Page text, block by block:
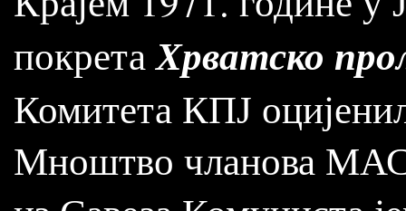
покретаХрватско
Комитета КПЈ
Мноштво чланова